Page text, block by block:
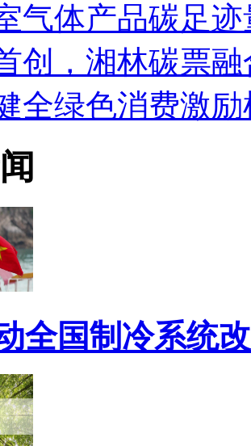
气体产品碳足
创，湘林碳票
全绿色消费激
全国制冷系统